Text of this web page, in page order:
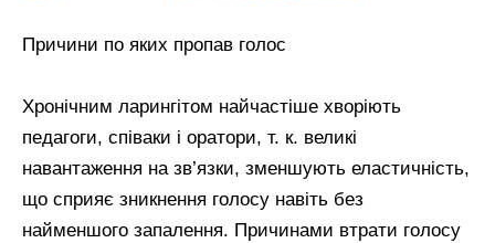
Причини по яких пропав голос
Хронічним ларингітом найчастіше хворіють
педагоги, співаки і оратори, т. к. великі
навантаження на зв’язки, зменшують еластичність,
що сприяє зникнення голосу навіть без
найменшого запалення. Причинами втрати голосу